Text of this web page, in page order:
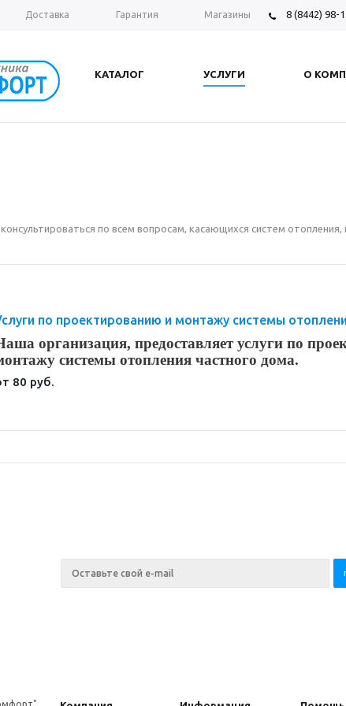
Доставка Гарантия Магазины 8 (8442) 98-
КАТАЛОГ УСЛУГИ О
по всем вопросам, касающихся систем
по проектированию и монтажу системы
организация, предоставляет услуги по
системы отопления частного дома.
80 руб.